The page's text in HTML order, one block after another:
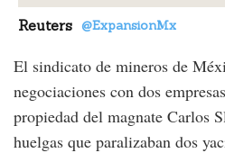
Reuters @ExpansionMx
El sindicato de mineros de
negociaciones con dos
propiedad del magnate Carlos
huelgas que paralizaban dos